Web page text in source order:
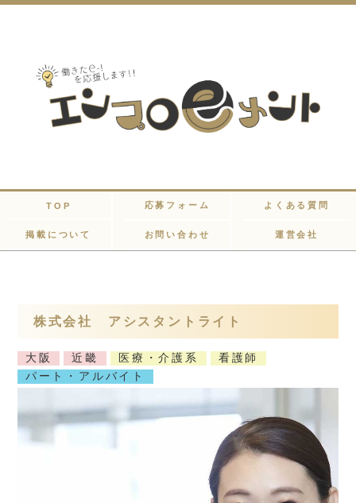
TOP 応募フォーム よくある質問
掲載について お問い合わせ 運営会社
株式会社 アシスタントライト
大阪 近畿 医療・介護系
看護師
パート・アルバイト